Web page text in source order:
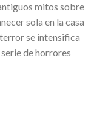
mitos sobre
sola en la casa
se intensifica
de horrores